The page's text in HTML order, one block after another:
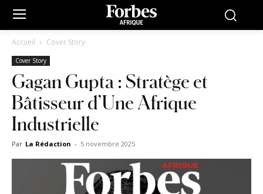
Accueil Cover Story
Cover Story
Gagan Gupta : Stratège et
Bâtisseur d’Une Afrique
Industrielle
Par La Rédaction - 5 novembre 2025